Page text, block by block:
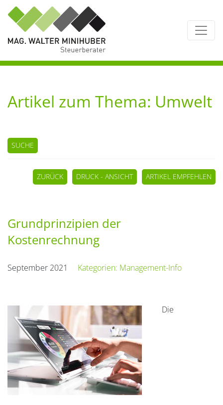
Artikel zum Thema: Umwelt
SUCHE
ZURÜCK DRUCK - ANSICHT ARTIKEL EMPFEHLEN
Grundprinzipien der
Kostenrechnung
September 2021 Kategorien: Management-Info
Die